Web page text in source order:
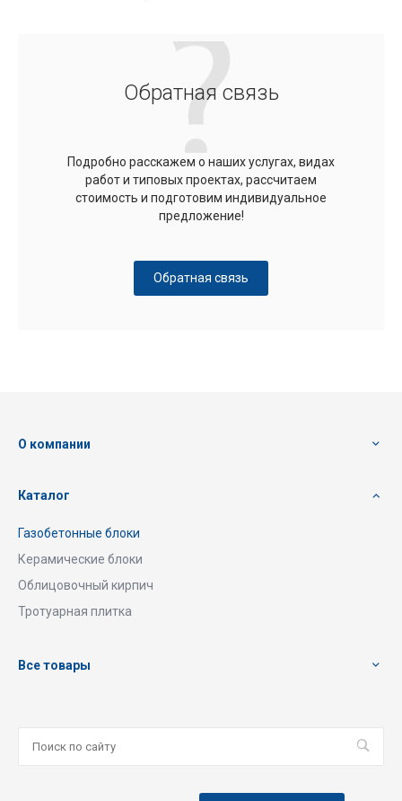
Обратная связь
Подробно расскажем о наших услугах, видах
работ и типовых проектах, рассчитаем
стоимость и подготовим индивидуальное
предложение!
Обратная связь
О компании
Каталог
Газобетонные блоки
Керамические блоки
Облицовочный кирпич
Тротуарная плитка
Все товары